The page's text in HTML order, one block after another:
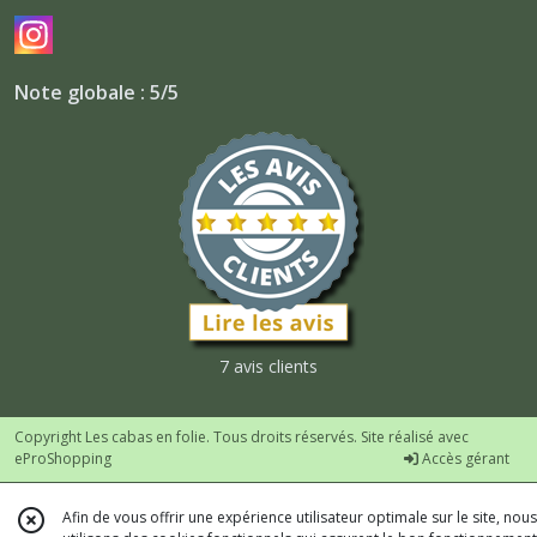
Note globale : 5/5
7 avis clients
Copyright Les cabas en folie. Tous droits réservés. Site réalisé avec
eProShopping
Accès gérant
Afin de vous offrir une expérience utilisateur optimale sur le site, nous